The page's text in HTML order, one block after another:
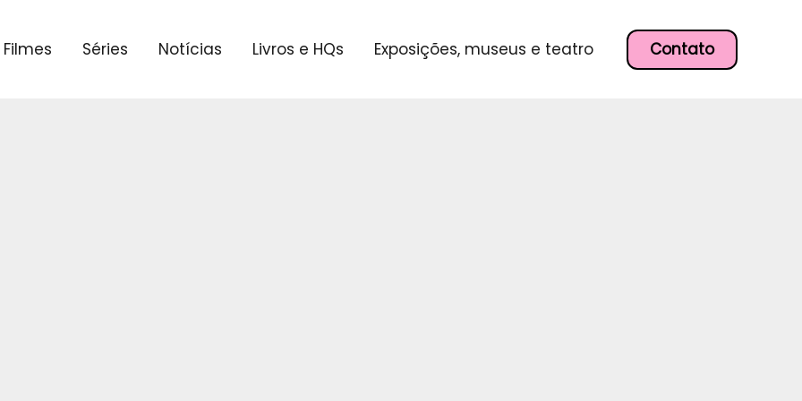
Filmes Séries Notícias Livros e HQs Exposições, museus e teatro Contato
s